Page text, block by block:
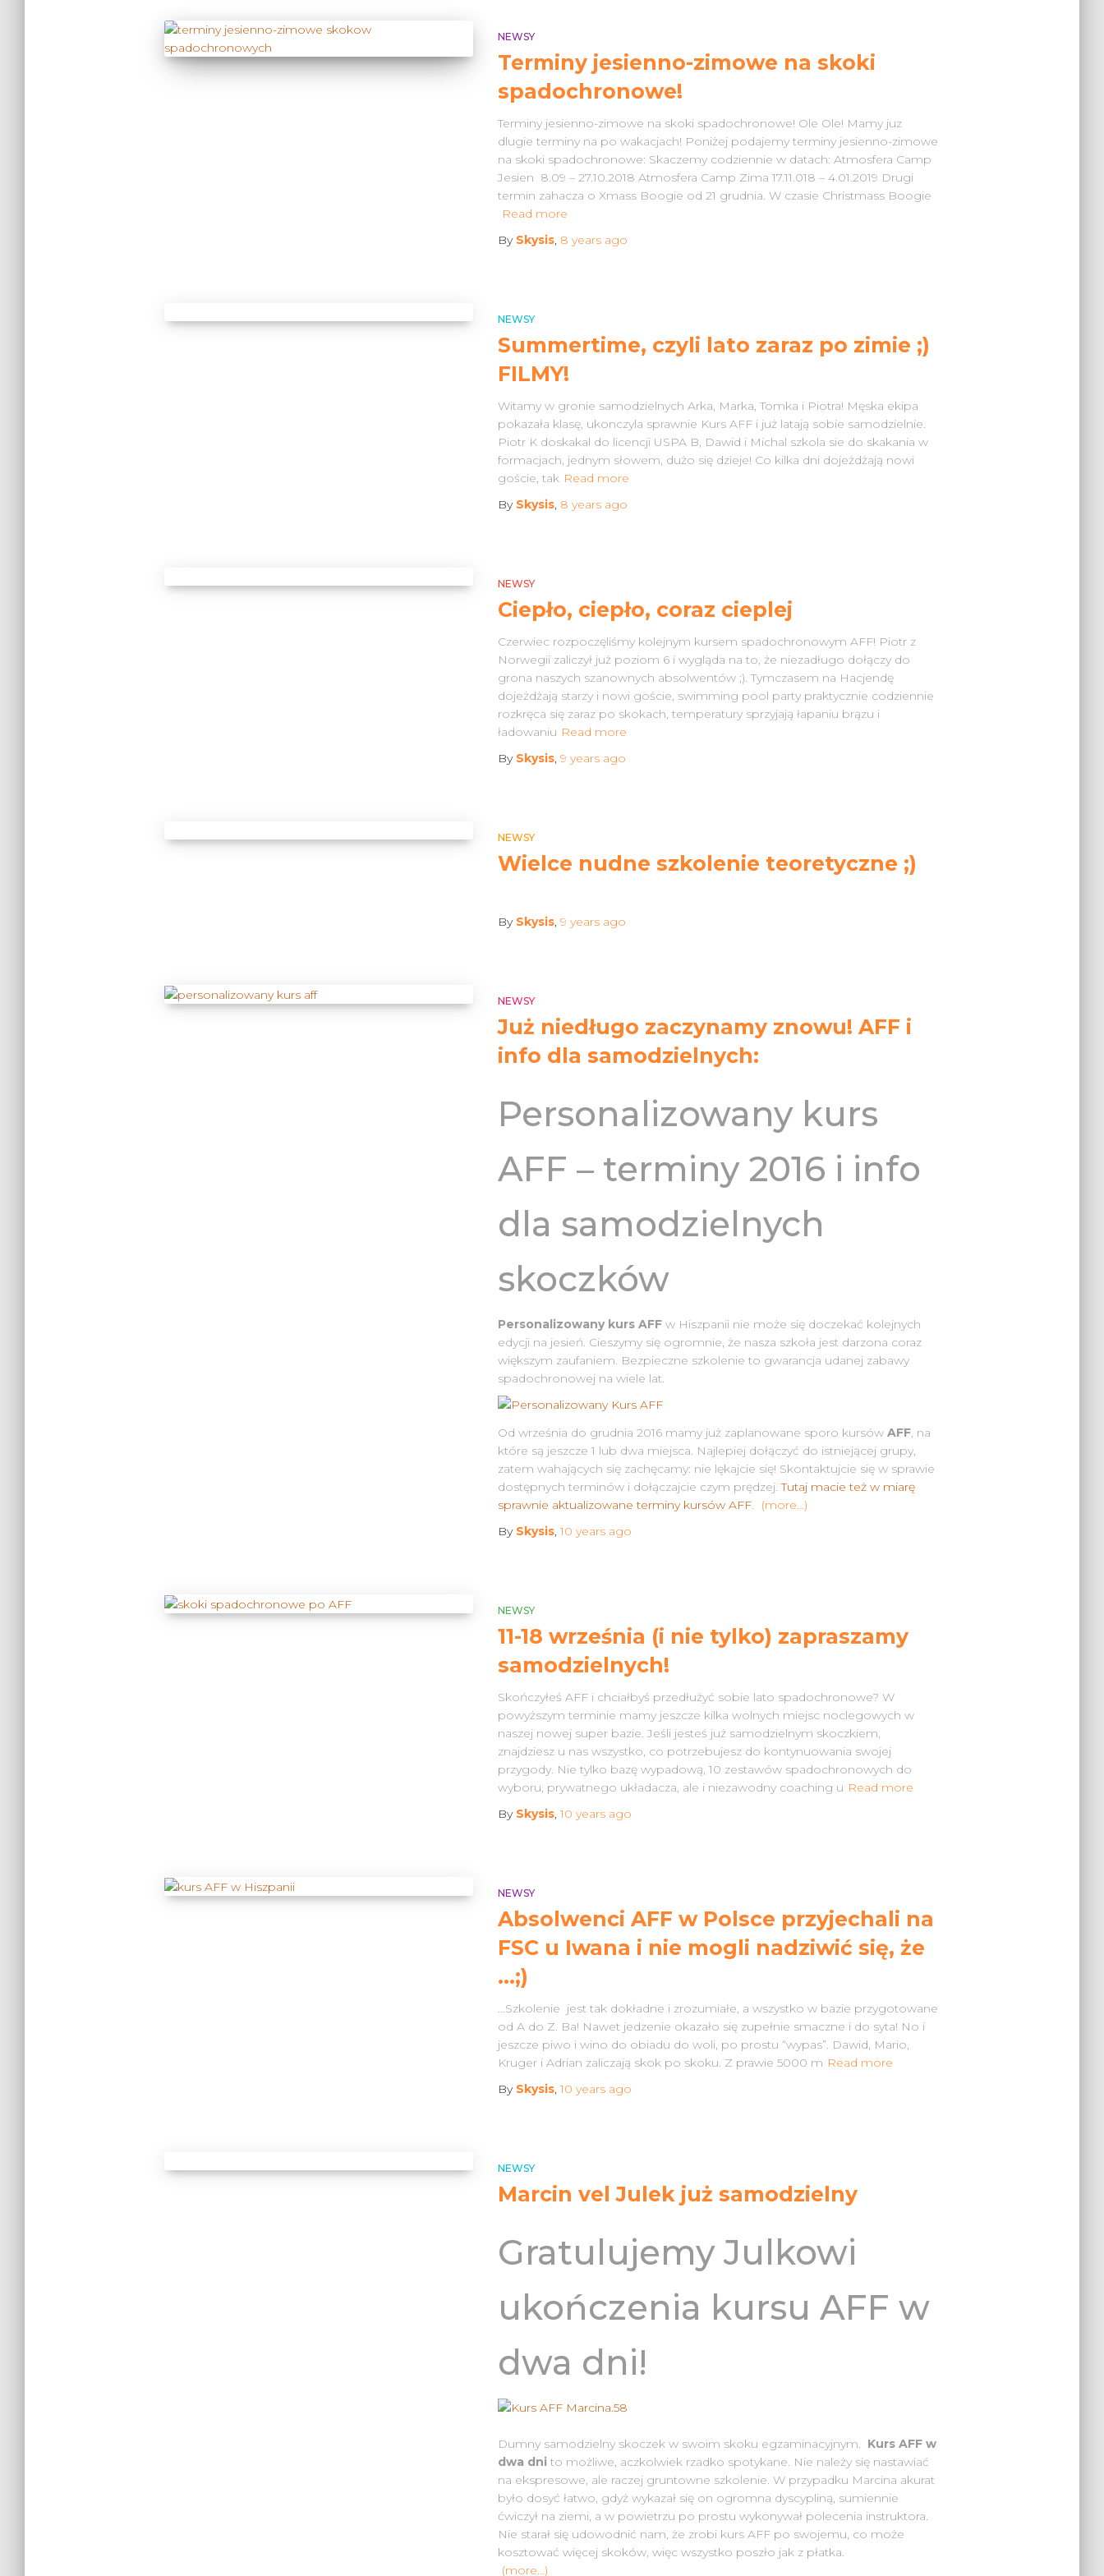
NEWSY
Terminy jesienno-zimowe na skoki
spadochronowe!
Terminy jesienno-zimowe na skoki spadochronowe! Ole Ole! Mamy juz
dlugie terminy na po wakacjach! Poniżej podajemy terminy jesienno-zimowe
na skoki spadochronowe: Skaczemy codziennie w datach: Atmosfera Camp
Jesien 8.09 – 27.10.2018 Atmosfera Camp Zima 17.11.018 – 4.01.2019 Drugi
termin zahacza o Xmass Boogie od 21 grudnia. W czasie Christmass Boogie
Read more
By Skysis, 8 yearsago
NEWSY
Summertime, czyli lato zaraz po zimie ;)
FILMY!
Witamy w gronie samodzielnych Arka, Marka, Tomka i Piotra! Męska ekipa
pokazała klasę, ukonczyla sprawnie Kurs AFF i już latają sobie samodzielnie.
Piotr K doskakal do licencji USPA B, Dawid i Michal szkola sie do skakania w
formacjach, jednym słowem, dużo się dzieje! Co kilka dni dojeżdżają nowi
goście, tak Read more
By Skysis, 8 yearsago
NEWSY
Ciepło, ciepło, coraz cieplej
Czerwiec rozpoczęliśmy kolejnym kursem spadochronowym AFF! Piotr z
Norwegii zaliczył już poziom 6 i wygląda na to, że niezadługo dołączy do
grona naszych szanownych absolwentów ;). Tymczasem na Hacjendę
dojeżdżają starzy i nowi goście, swimming pool party praktycznie codziennie
rozkręca się zaraz po skokach, temperatury sprzyjają łapaniu brązu i
ładowaniu Read more
By Skysis, 9 yearsago
NEWSY
Wielce nudne szkolenie teoretyczne ;)
By Skysis, 9 yearsago
NEWSY
Już niedługo zaczynamy znowu! AFF i
info dla samodzielnych:
Personalizowany kurs
AFF – terminy 2016 i info
dla samodzielnych
skoczków
Personalizowany kurs AFFw Hiszpanii nie może się doczekać kolejnych
edycji na jesień. Cieszymy się ogromnie, że nasza szkoła jest darzona coraz
większym zaufaniem. Bezpieczne szkolenie to gwarancja udanej zabawy
spadochronowej na wiele lat.
Od września do grudnia 2016 mamy już zaplanowane sporo kursów AFF, na
które są jeszcze 1 lub dwa miejsca. Najlepiej dołączyć do istniejącej grupy,
zatem wahających się zachęcamy: nie lękajcie się! Skontaktujcie się w sprawie
dostępnych terminów i dołączajcie czym prędzej.Tutaj macie też w miarę
sprawnie aktualizowane terminy kursów AFF.
(more…)
By Skysis,10 yearsago
NEWSY
11-18 września (i nie tylko) zapraszamy
samodzielnych!
Skończyłeś AFF i chciałbyś przedłużyć sobie lato spadochronowe? W
powyższym terminie mamy jeszcze kilka wolnych miejsc noclegowych w
naszej nowej super bazie. Jeśli jesteś już samodzielnym skoczkiem,
znajdziesz u nas wszystko, co potrzebujesz do kontynuowania swojej
przygody. Nie tylko bazę wypadową, 10 zestawów spadochronowych do
wyboru, prywatnego układacza, ale i niezawodny coaching u Read more
By Skysis,10 yearsago
NEWSY
Absolwenci AFF w Polsce przyjechali na
FSC u Iwana i nie mogli nadziwić się, że
…;)
…Szkolenie jest tak dokładne i zrozumiałe, a wszystko w bazie przygotowane
od A do Z. Ba! Nawet jedzenie okazało się zupełnie smaczne i do syta! No i
jeszcze piwo i wino do obiadu do woli, po prostu “wypas”. Dawid, Mario,
Kruger i Adrian zaliczają skok po skoku. Z prawie 5000 m Read more
By Skysis,10 yearsago
NEWSY
Marcin vel Julek już samodzielny
Gratulujemy Julkowi
ukończenia kursu AFF w
dwa dni!
Dumny samodzielny skoczek w swoim skoku egzaminacyjnym. Kurs AFF w
dwa dni to możliwe, aczkolwiek rzadko spotykane. Nie należy się nastawiać
na ekspresowe, ale raczej gruntowne szkolenie. W przypadku Marcina akurat
było dosyć łatwo, gdyż wykazał się on ogromna dyscypliną, sumiennie
ćwiczył na ziemi, a w powietrzu po prostu wykonywał polecenia instruktora.
Nie starał się udowodnić nam, że zrobi kurs AFF po swojemu, co może
kosztować więcej skoków, więc wszystko poszło jak z płatka.
(more…)